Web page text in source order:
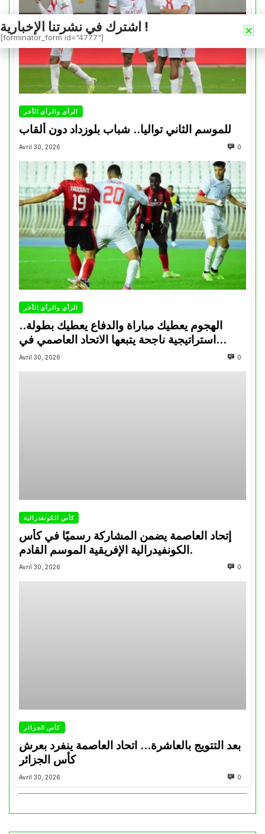
الرأي والرأي الأخر
للموسم الثاني تواليا.. شباب بلوزداد دون ألقاب
Avril 30, 2026 0
الرأي والرأي الأخر
الهجوم يعطيك مباراة والدفاع يعطيك بطولة..
استراتيجية ناجحة يتبعها الاتحاد العاصمي في
تتويجاته آخر السنوات
Avril 30, 2026 0
كأس الكونفدرالية
إتحاد العاصمة يضمن المشاركة رسميًا في كأس
الكونفيدرالية الإفريقية الموسم القادم.
Avril 30, 2026 0
كأس الجزائر
بعد التتويج بالعاشرة… اتحاد العاصمة ينفرد بعرش
كأس الجزائر
Avril 30, 2026 0
اشترك في نشرتنا الإخبارية !
[forminator_form id="4777"]